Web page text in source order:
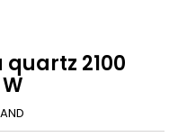
2100